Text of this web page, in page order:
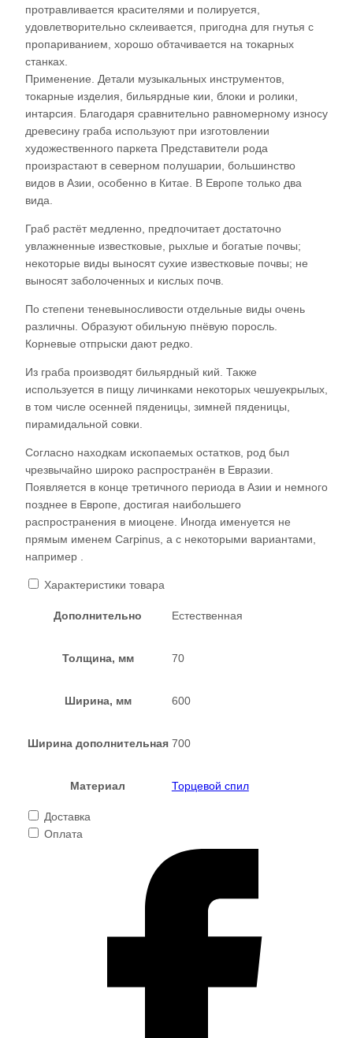
протравливается красителями и полируется,
удовлетворительно склеивается, пригодна для гнутья с
пропариванием, хорошо обтачивается на токарных
станках.
Применение. Детали музыкальных инструментов,
токарные изделия, бильярдные кии, блоки и ролики,
интарсия. Благодаря сравнительно равномерному износу
древесину граба используют при изготовлении
художественного паркета Представители рода
произрастают в северном полушарии, большинство
видов в Азии, особенно в Китае. В Европе только два
вида.
Граб растёт медленно, предпочитает достаточно
увлажненные известковые, рыхлые и богатые почвы;
некоторые виды выносят сухие известковые почвы; не
выносят заболоченных и кислых почв.
По степени теневыносливости отдельные виды очень
различны. Образуют обильную пнёвую поросль.
Корневые отпрыски дают редко.
Из граба производят бильярдный кий. Также
используется в пищу личинками некоторых чешуекрылых,
в том числе осенней пяденицы, зимней пяденицы,
пирамидальной совки.
Согласно находкам ископаемых остатков, род был
чрезвычайно широко распространён в Евразии.
Появляется в конце третичного периода в Азии и немного
позднее в Европе, достигая наибольшего
распространения в миоцене. Иногда именуется не
прямым именем Carpinus, а с некоторыми вариантами,
например .
Характеристики товара
Дополнительно Естественная
Толщина, мм 70
Ширина, мм 600
Ширина дополнительная 700
Материал Торцевой спил
Доставка
Оплата